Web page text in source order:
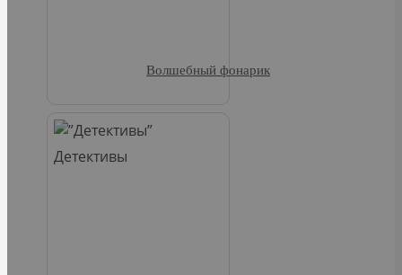
Детективы
Волшебный фонарик